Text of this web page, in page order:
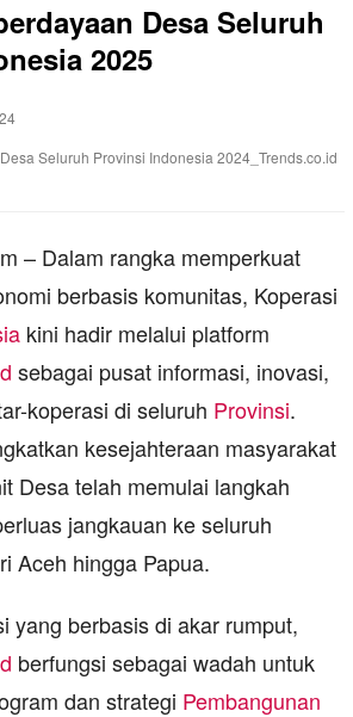
Desa Seluruh
2025
– Dalam rangka memperkuat
berbasis komunitas, Koperasi
kini hadir melalui platform
sebagai pusat informasi, inovasi,
koperasi di seluruh Provinsi.
kesejahteraan masyarakat
Desa telah memulai langkah
jangkauan ke seluruh
Aceh hingga Papua.
yang berbasis di akar rumput,
berfungsi sebagai wadah untuk
dan strategi Pembangunan